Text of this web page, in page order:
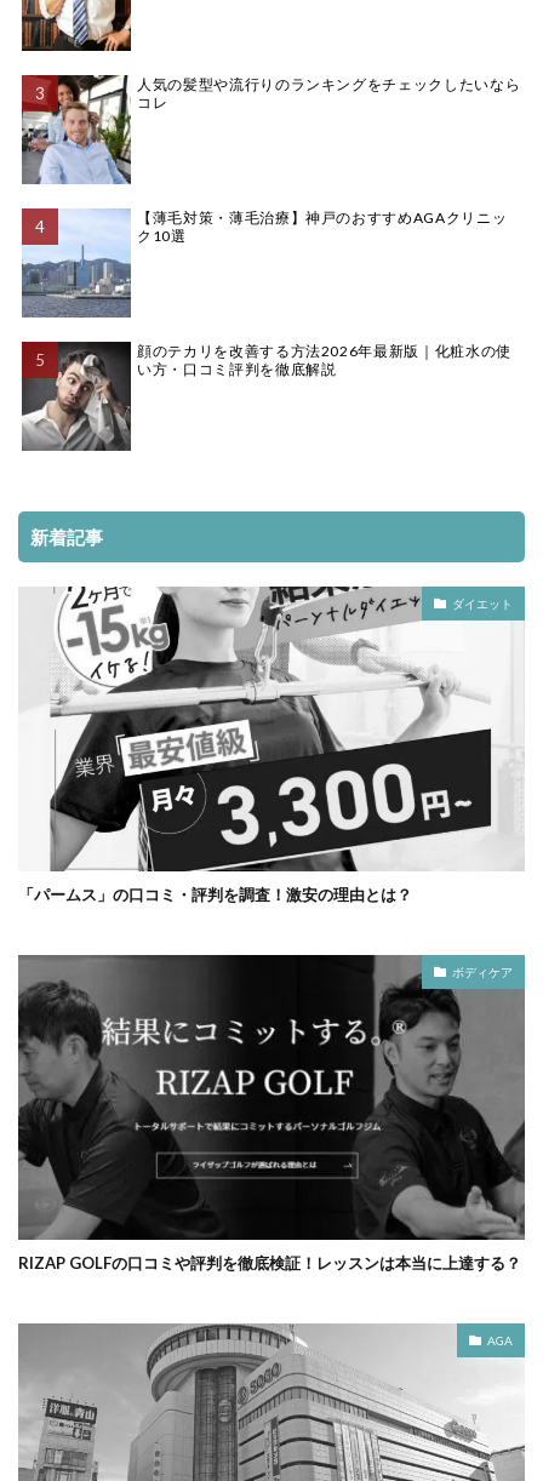
人気の髪型や流行りのランキングをチェックしたいなら
コレ
【薄毛対策・薄毛治療】神戸のおすすめAGAクリニッ
ク10選
顔のテカリを改善する方法2026年最新版｜化粧水の使
い方・口コミ評判を徹底解説
新着記事
ダイエット
「パームス」の口コミ・評判を調査！激安の理由とは？
ボディケア
RIZAP GOLFの口コミや評判を徹底検証！レッスンは本当に上達する？
AGA